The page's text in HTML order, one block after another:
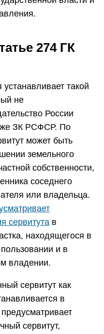
274 ГК
такой
не
России
ЗК РСФСР. По
может быть
земельного
собственности,
соседнего
или владельца.
сервитута в
находящегося в
и в
владении.
сервитут как
в
сервитут,